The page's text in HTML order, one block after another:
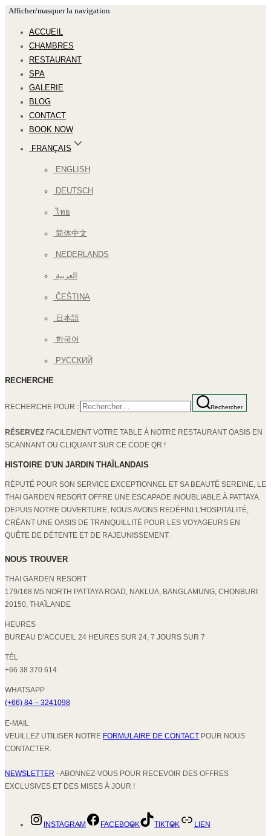
Afficher/masquer la navigation
ACCUEIL
CHAMBRES
RESTAURANT
SPA
GALERIE
BLOG
CONTACT
BOOK NOW
FRANÇAIS
ENGLISH
DEUTSCH
ไทย
简体中文
NEDERLANDS
العربية
ČEŠTINA
日本語
한국어
РУССКИЙ
RECHERCHE
RECHERCHE POUR : Rechercher
RÉSERVEZ FACILEMENT VOTRE TABLE À NOTRE RESTAURANT OASIS EN
SCANNANT OU CLIQUANT SUR CE CODE QR !
HISTOIRE D'UN JARDIN THAÏLANDAIS
RÉPUTÉ POUR SON SERVICE EXCEPTIONNEL ET SA BEAUTÉ SEREINE, LE
THAI GARDEN RESORT OFFRE UNE ESCAPADE INOUBLIABLE À PATTAYA.
DEPUIS NOTRE OUVERTURE, NOUS AVONS REDÉFINI L'HOSPITALITÉ,
CRÉANT UNE OASIS DE TRANQUILLITÉ POUR LES VOYAGEURS EN
QUÊTE DE DÉTENTE ET DE RAJEUNISSEMENT.
NOUS TROUVER
THAI GARDEN RESORT
179/168 M5 NORTH PATTAYA ROAD, NAKLUA, BANGLAMUNG, CHONBURI
20150, THAÏLANDE
HEURES
BUREAU D'ACCUEIL 24 HEURES SUR 24, 7 JOURS SUR 7
TÉL
+66 38 370 614
WHATSAPP
(+66) 84 – 3241098
E-MAIL
VEUILLEZ UTILISER NOTRE FORMULAIRE DE CONTACT POUR NOUS
CONTACTER.
NEWSLETTER - ABONNEZ-VOUS POUR RECEVOIR DES OFFRES
EXCLUSIVES ET DES MISES À JOUR !
INSTAGRAM FACEBOOK TIKTOK LIEN